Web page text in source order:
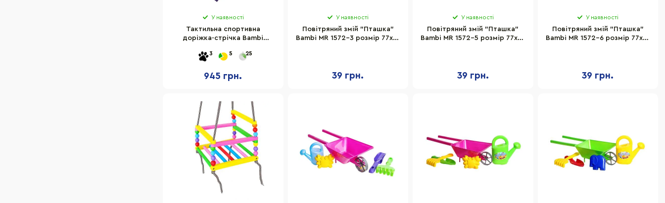
У наявності
Тактильна спортивна
доріжка-стрічка Bambi
метрів
3 5 25
945 грн.
У наявності
Повітряний змій "Пташка"
Bambi MR 1572-3 розмір 77х22
39 грн.
У наявності
Повітряний змій "Пташка"
Bambi MR 1572-5 розмір 77х22
39 грн.
У наявності
Повітряний змій "Пташка"
Bambi MR 1572-6 розмір 77х22
39 грн.